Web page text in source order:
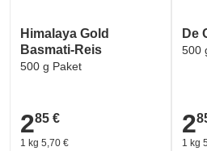
Kontakt
DUO-Trade GmbH
Winterhuder Weg 86, 22085
+49 (0)40 80004980
Himalaya Gold
Basmati-Reis
500 g Paket
2,85 €
285 €
1 kg 5,70 €
De
500
2
1 kg